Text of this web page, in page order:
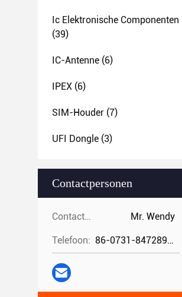
Ic Elektronische Componenten
(39)
IC-Antenne (6)
IPEX (6)
SIM-Houder (7)
UFI Dongle (3)
Contactpersonen
Contactpersonen: Mr. Wendy
Telefoon: 86-0731-84728962